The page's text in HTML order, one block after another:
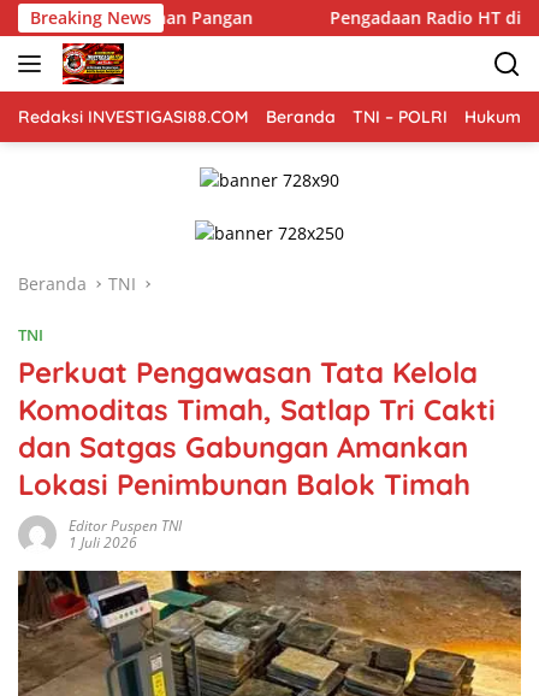
Langsung
ke
konten
Breaking News
Pangan Pengadaan Radio HT di 66 Desa Langsa
Redaksi INVESTIGASI88.COM Beranda TNI – POLRI Hukum
Beranda TNI
TNI
Perkuat Pengawasan Tata Kelola
Komoditas Timah, Satlap Tri Cakti
dan Satgas Gabungan Amankan
Lokasi Penimbunan Balok Timah
Editor Puspen TNI
1 Juli 2026